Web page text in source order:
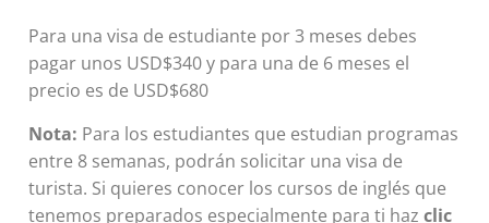
Para una visa de estudiante por 3 meses debes
pagar unos USD$340 y para una de 6 meses el
precio es de USD$680
Nota: Para los estudiantes que estudian programas
entre 8 semanas, podrán solicitar una visa de
turista. Si quieres conocer los cursos de inglés que
tenemos preparados especialmente para ti hazclic